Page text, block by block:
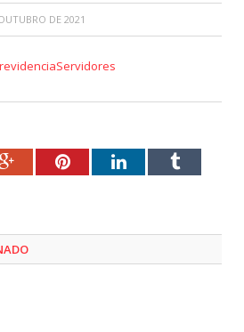
DE 2021
Google+PinterestLinkedInTumblr